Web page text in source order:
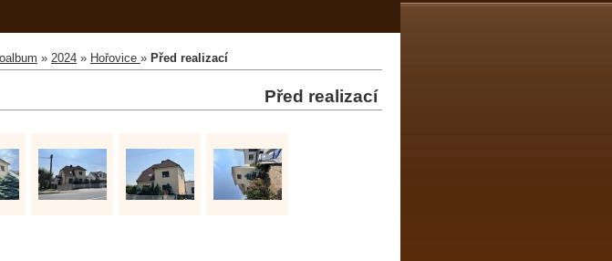
» 2024 » Hořovice » Před realizací
Před realizací